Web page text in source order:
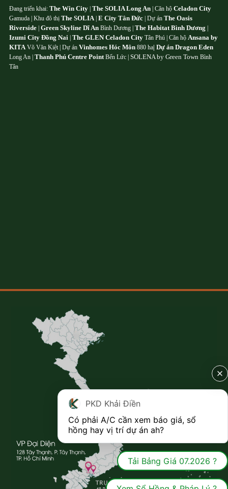
Đang triển khai: The Win City The SOLIA Long An | Căn hộ Celadon City
Gamuda | Khu đô thị The SOLIA| E City Tân Đức | Dự án The Oasis
Riverside Green Skyline Dĩ An Bình Dương | The Habitat Bình Dương
Izumi City Đồng Nai The GLEN Celadon City Tân Phú | Căn hộ Ansana by
KITAVõ Văn Kiệt | Dự án Vinhomes Hóc Môn 880 ha Dự án Dragon Eden
Long An | Thanh Phú Centre PointBến Lức | SOLENA by Green Town Bình
Tân
PKD Khải Điền
Có phải A/C cần xem báo giá, sổ
hồng hay vị trí dự án ah?
Tải Bảng Giá 07.2026 ?